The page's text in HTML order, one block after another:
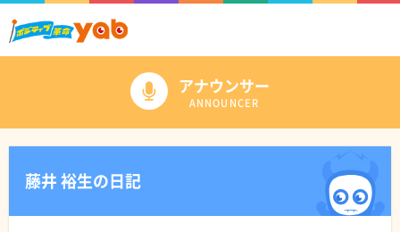
アナウンサー
ANNOUNCER
藤井 裕生の日記